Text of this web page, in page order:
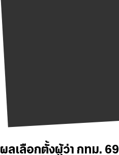
ผลเลือกตั้งผู้ว่า กทม. 69